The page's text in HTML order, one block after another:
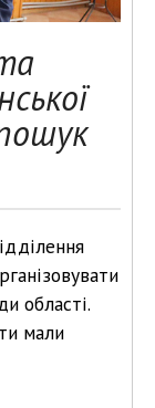
області.
мали